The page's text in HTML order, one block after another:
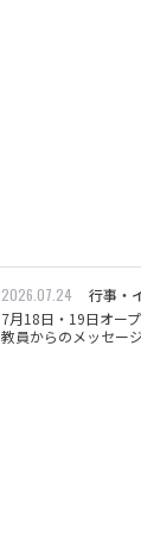
2026.07.24
行事・
7月18日・19日オー
教員からのメッセージ